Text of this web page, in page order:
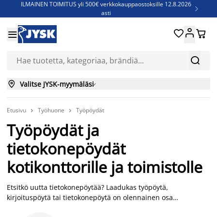
ILMAINEN TOIMITUS yli 500€ verkkokauppaostoksille 12.8.2026
asti

Jenkkisänkyjä - Säästä jopa 60%


 
 Valitse JYSK-myymäläsi
Etusivu  Työhuone  Työpöydät
Työpöydät ja
tietokonepöydät
kotikonttorille ja toimistolle
Etsitkö uutta tietokonepöytää? Laadukas työpöytä,
kirjoituspöytä tai tietokonepöytä on olennainen osa